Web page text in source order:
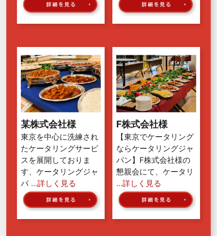
某株式会社様
東京を中心に洗練され
たケータリングサービ
スを展開しておりま
す、ケータリングジャ
パ …詳しく見る
F株式会社様
【東京でケータリング
ならケータリングジャ
パン】F株式会社様の
懇親会にて、ケータリ
…詳しく見る